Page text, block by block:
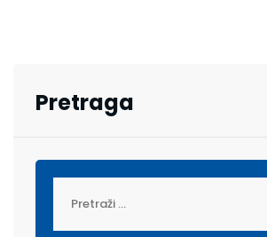
Pretraga